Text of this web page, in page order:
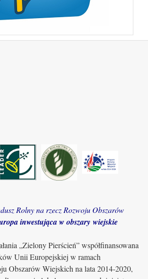
Rolny na rzecz Rozwoju Obszarów
inwestująca w obszary wiejskie
„Zielony Pierścień” współfinansowana
Unii Europejskiej w ramach
Obszarów Wiejskich na lata 2014-2020,